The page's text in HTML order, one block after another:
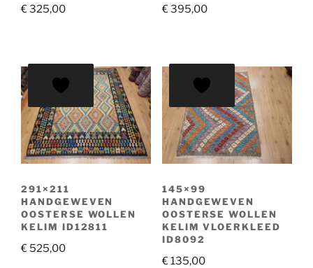
€325,00 €395,00
291×211
HANDGEWEVEN
OOSTERSE WOLLEN
KELIM ID12811
€ 525,00
145×99
HANDGEWEVEN
OOSTERSE WOLLEN
KELIM VLOERKLEED
ID8092
€135,00